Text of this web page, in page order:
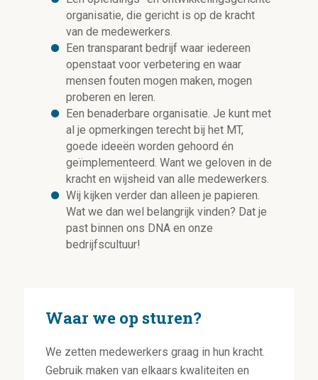
organisatie, die gericht is op de kracht
van de medewerkers.
Een transparant bedrijf waar iedereen
openstaat voor verbetering en waar
mensen fouten mogen maken, mogen
proberen en leren.
Een benaderbare organisatie. Je kunt met
al je opmerkingen terecht bij het MT,
goede ideeën worden gehoord én
geïmplementeerd. Want we geloven in de
kracht en wijsheid van alle medewerkers.
Wij kijken verder dan alleen je papieren.
Wat we dan wel belangrijk vinden? Dat je
past binnen ons DNA en onze
bedrijfscultuur!
Waar we op sturen?
We zetten medewerkers graag in hun kracht.
Gebruik maken van elkaars kwaliteiten en